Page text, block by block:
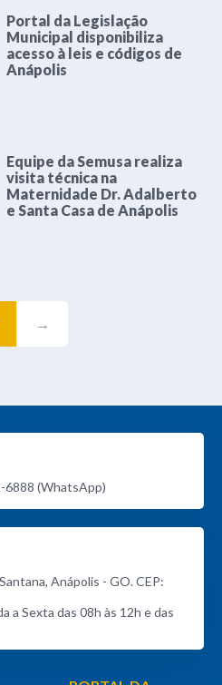
Portal da Legislação
Municipal disponibiliza
acesso à leis e códigos de
Anápolis
Equipe da Semusa realiza
visita técnica na
Maternidade Dr. Adalberto
e Santa Casa de Anápolis
→
6888 (WhatsApp)
Anápolis - GO. CEP:
a Sexta das 08h às 12h e das